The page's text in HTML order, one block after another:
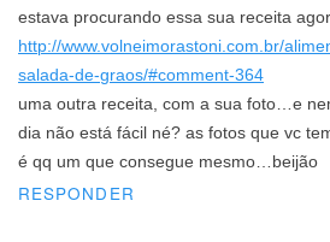
estava procurando essa sua receita
http://www.volneimorastoni.com.br/
salada-de-graos/#comment-364
uma outra receita, com a sua foto…e
dia não está fácil né? as fotos que vc
é qq um que consegue mesmo…beijão
RESPONDER